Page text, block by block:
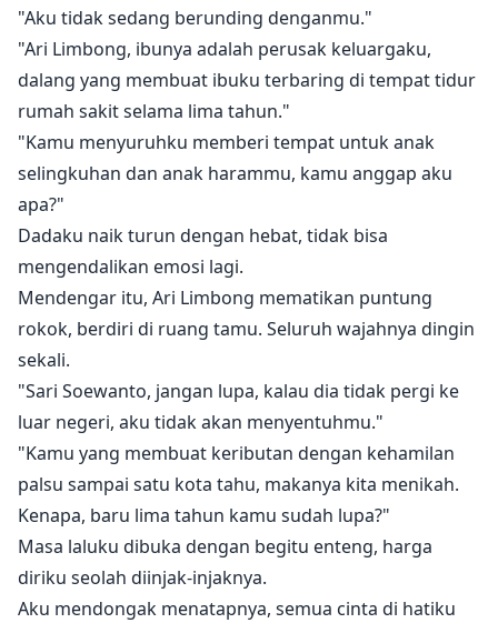
"Aku tidak sedang berunding denganmu."
"Ari Limbong, ibunya adalah perusak keluargaku,
dalang yang membuat ibuku terbaring di tempat tidur
rumah sakit selama lima tahun."
"Kamu menyuruhku memberi tempat untuk anak
selingkuhan dan anak harammu, kamu anggap aku
apa?"
Dadaku naik turun dengan hebat, tidak bisa
mengendalikan emosi lagi.
Mendengar itu, Ari Limbong mematikan puntung
rokok, berdiri di ruang tamu. Seluruh wajahnya dingin
sekali.
"Sari Soewanto, jangan lupa, kalau dia tidak pergi ke
luar negeri, aku tidak akan menyentuhmu."
"Kamu yang membuat keributan dengan kehamilan
palsu sampai satu kota tahu, makanya kita menikah.
Kenapa, baru lima tahun kamu sudah lupa?"
Masa laluku dibuka dengan begitu enteng, harga
diriku seolah diinjak-injaknya.
Aku mendongak menatapnya, semua cinta di hatiku